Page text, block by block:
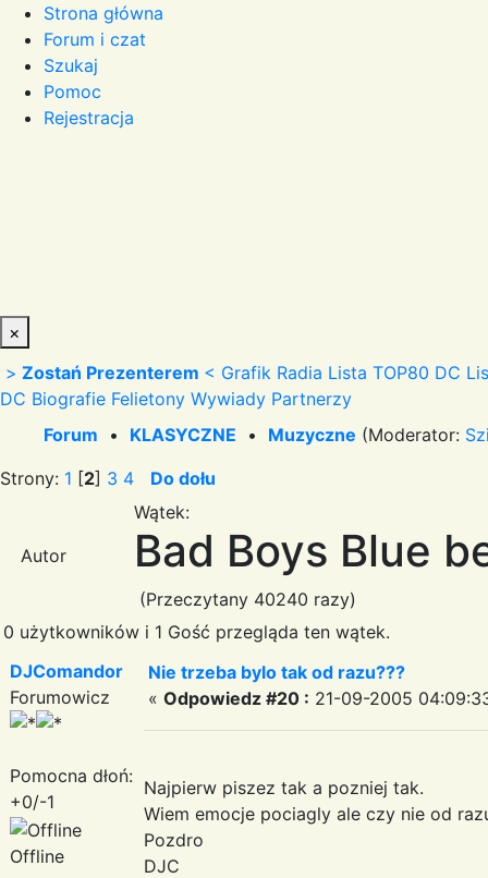
Strona główna
Forum i czat
Szukaj
Pomoc
Rejestracja
×
> Zostań Prezenterem < Grafik Radia Lista TOP80 DC
DC Biografie Felietony Wywiady Partnerzy
Forum • KLASYCZNE • Muzyczne (Moderator:
Strony: 1 [2] 3 4 Do dołu
Autor
Wątek:
Bad Boys Blue
(Przeczytany 40240 razy)
0 użytkowników i 1 Gość przegląda ten wątek.
DJComandor
Forumowicz
Pomocna dłoń:
+0/-1
Offline
Nie trzeba bylo tak od razu???
« Odpowiedz #20 : 21-09-2005
Najpierw piszez tak a pozniej tak.
Wiem emocje pociagly ale czy nie od
Pozdro
DJC